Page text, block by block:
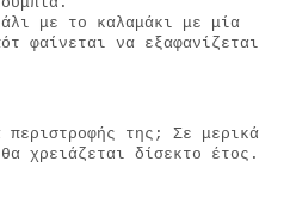
με το καλαμάκι με μία
φαίνεται να εξαφανίζεται
της; Σε μερικά
χρειάζεται δίσεκτο έτος.